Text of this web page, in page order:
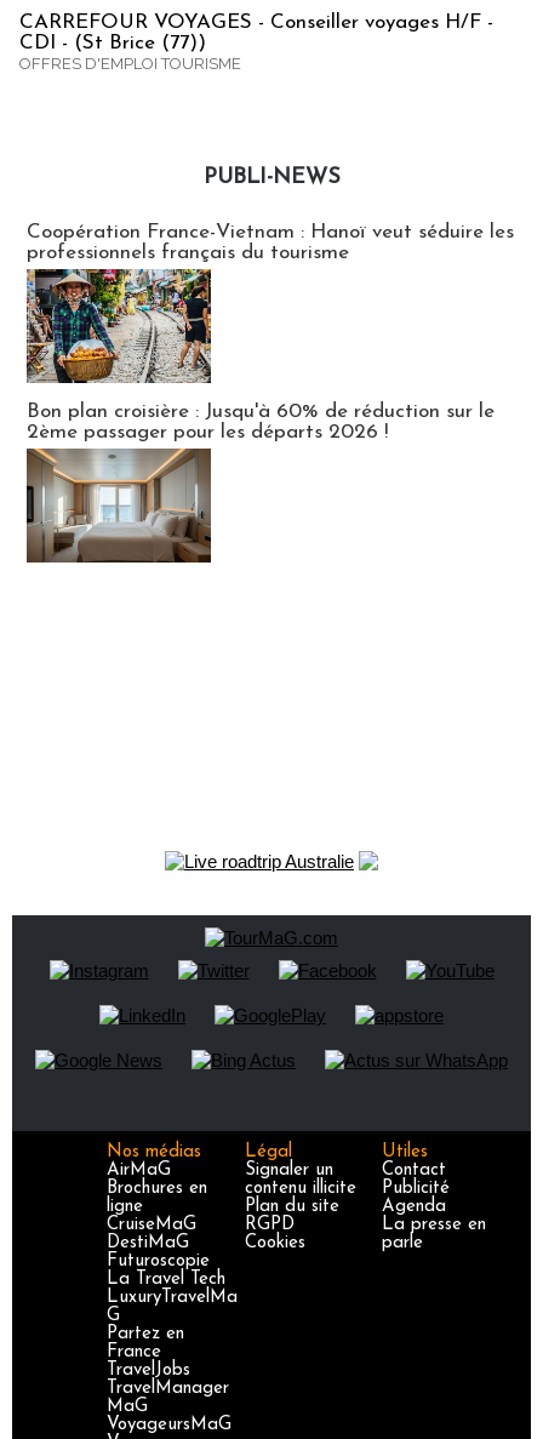
CARREFOUR VOYAGES - Conseiller voyages H/F -
CDI - (St Brice (77))
OFFRES D'EMPLOI TOURISME
PUBLI-NEWS
Coopération France-Vietnam : Hanoï veut séduire les
professionnels français du tourisme
Bon plan croisière : Jusqu'à 60% de réduction sur le
2ème passager pour les départs 2026 !
Nos médias
AirMaG
Brochures en
ligne
CruiseMaG
DestiMaG
Futuroscopie
La Travel Tech
LuxuryTravelMa
G
Partez en
France
TravelJobs
TravelManager
MaG
VoyageursMaG
Légal
Signaler un
contenu illicite
Plan du site
RGPD
Cookies
Utiles
Contact
Publicité
Agenda
La presse en
parle